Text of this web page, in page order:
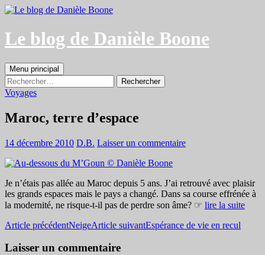
Aller
contenu
Le blog de Danièle Boone
Recherche
Menu principal
Rechercher :
Voyages
Maroc, terre d’espace
14 décembre 2010 D.B. Laisser un commentaire
Je n’étais pas allée au Maroc depuis 5 ans. J’ai retrouvé avec plaisir
les grands espaces mais le pays a changé. Dans sa course effrénée à
la modernité, ne risque-t-il pas de perdre son âme? ☞ lire la suite
Navigation
des
Article précédentNeigeArticle suivantEspérance de vie en recul
Laisser un commentaire